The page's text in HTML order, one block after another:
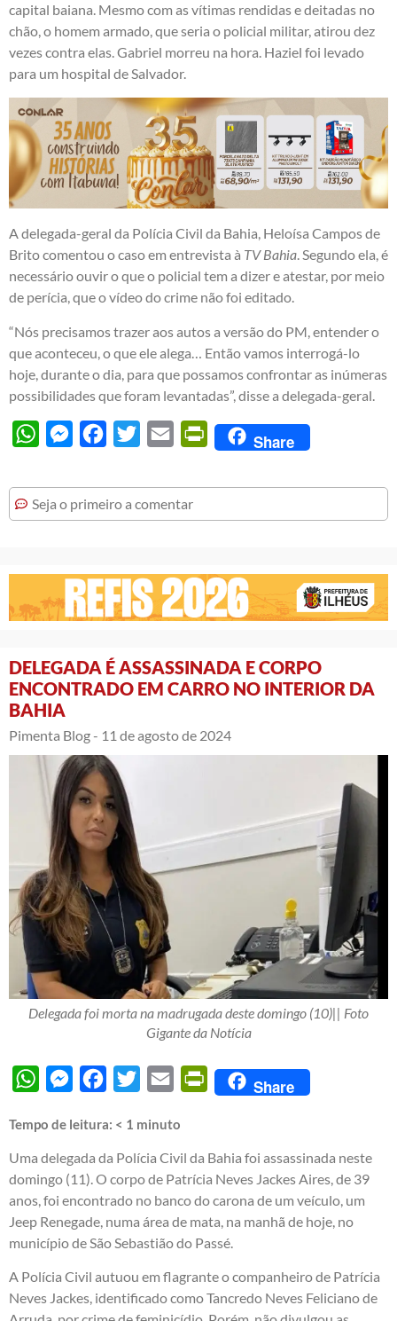
capital baiana. Mesmo com as vítimas rendidas e deitadas no
chão, o homem armado, que seria o policial militar, atirou dez
vezes contra elas. Gabriel morreu na hora. Haziel foi levado
para um hospital de Salvador.
A delegada-geral da Polícia Civil da Bahia, Heloísa Campos de
Brito comentou o caso em entrevista à TV Bahia. Segundo ela, é
necessário ouvir o que o policial tem a dizer e atestar, por meio
de perícia, que o vídeo do crime não foi editado.
“Nós precisamos trazer aos autos a versão do PM, entender o
que aconteceu, o que ele alega… Então vamos interrogá-lo
hoje, durante o dia, para que possamos confrontar as inúmeras
possibilidades que foram levantadas”, disse a delegada-geral.
WhatsAppMessengerFacebook
Twitter Email PrintFriendly
Share
Seja o primeiro a comentar
DELEGADA É ASSASSINADA E CORPO
ENCONTRADO EM CARRO NO INTERIOR DA
BAHIA
Pimenta Blog - 11 de agosto de 2024
Delegada foi morta na madrugada deste domingo (10)|| Foto
Gigante da Notícia
WhatsAppMessengerFacebook
Twitter Email PrintFriendly
Share
Tempo de leitura: < 1 minuto
Uma delegada da Polícia Civil da Bahia foi assassinada neste
domingo (11). O corpo de Patrícia Neves Jackes Aires, de 39
anos, foi encontrado no banco do carona de um veículo, um
Jeep Renegade, numa área de mata, na manhã de hoje, no
município de São Sebastião do Passé.
A Polícia Civil autuou em flagrante o companheiro de Patrícia
Neves Jackes, identificado como Tancredo Neves Feliciano de